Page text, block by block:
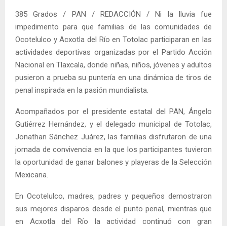
385 Grados / PAN / REDACCIÓN / Ni la lluvia fue
impedimento para que familias de las comunidades de
Ocotelulco y Acxotla del Río en Totolac participaran en las
actividades deportivas organizadas por el Partido Acción
Nacional en Tlaxcala, donde niñas, niños, jóvenes y adultos
pusieron a prueba su puntería en una dinámica de tiros de
penal inspirada en la pasión mundialista.
Acompañados por el presidente estatal del PAN, Ángelo
Gutiérrez Hernández, y el delegado municipal de Totolac,
Jonathan Sánchez Juárez, las familias disfrutaron de una
jornada de convivencia en la que los participantes tuvieron
la oportunidad de ganar balones y playeras de la Selección
Mexicana.
En Ocotelulco, madres, padres y pequeños demostraron
sus mejores disparos desde el punto penal, mientras que
en Acxotla del Río la actividad continuó con gran